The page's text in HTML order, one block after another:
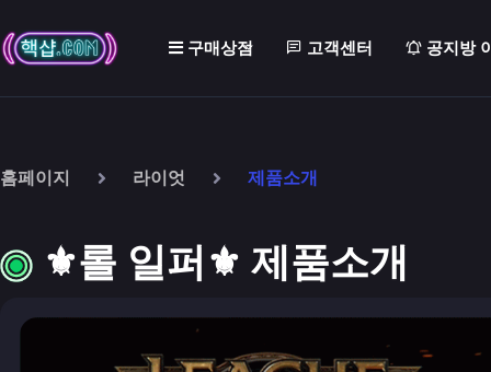
구매상점 고객센터 공지방
홈페이지 라이엇 제품소개
⚜️롤 일퍼⚜️ 제품소개